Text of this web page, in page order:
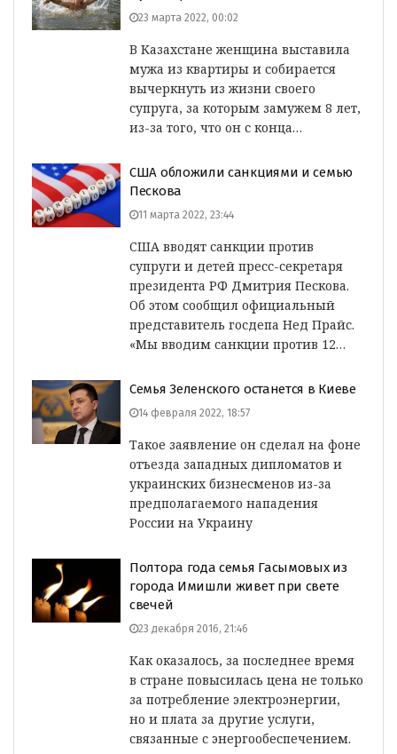
23 марта 2022, 00:02
В Казахстане женщина выставила
мужа из квартиры и собирается
вычеркнуть из жизни своего
супруга, за которым замужем 8 лет,
из-за того, что он с конца…
США обложили санкциями и семью
Пескова
11 марта 2022, 23:44
США вводят санкции против
супруги и детей пресс-секретаря
президента РФ Дмитрия Пескова.
Об этом сообщил официальный
представитель госдепа Нед Прайс.
«Мы вводим санкции против 12…
Семья Зеленского останется в Киеве
14 февраля 2022, 18:57
Такое заявление он сделал на фоне
отъезда западных дипломатов и
украинских бизнесменов из-за
предполагаемого нападения
России на Украину
Полтора года семья Гасымовых из
города Имишли живет при свете
свечей
23 декабря 2016, 21:46
Как оказалось, за последнее время
в стране повысилась цена не только
за потребление электроэнергии,
но и плата за другие услуги,
связанные с энергообеспечением.